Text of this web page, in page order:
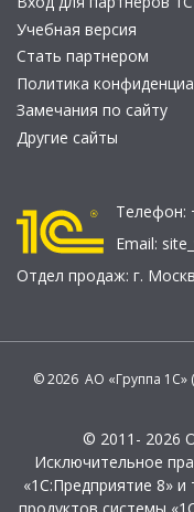
Учебная версия
Стать партнером
Политика
Замечания по сайту
Другие сайты
Телефон:
Email:
Отдел продаж: г.
© 2026 АО «Группа 1С»
© 2011- 2026
Исключительное
«1С:Предприятие 8»